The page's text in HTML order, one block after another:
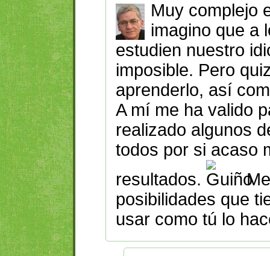
Muy complejo
imagino que a
estudien nuestro
imposible. Pero
aprenderlo, así
A mí me ha valido
realizado algunos
todos por si acaso
resultados.
posibilidades que
usar como tú lo